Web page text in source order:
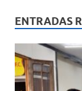
s
A
p
p
b
o
o
ENTRADAS